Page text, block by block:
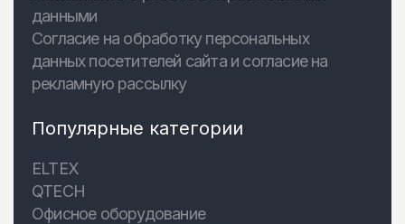
данными
Согласие на обработку персональных
данных посетителей сайта и согласие на
рекламную рассылку
Популярные категории
ELTEX
QTECH
Офисное оборудование